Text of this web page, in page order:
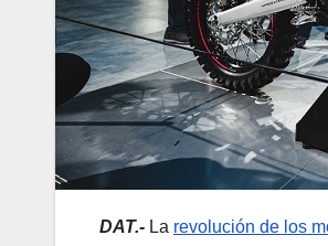
DAT.- La revolución de los